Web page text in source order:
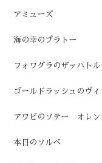
アミューズ
海の幸のプラトー
フォワグラのザッハト
ゴールドラッシュのヴ
アワビのソテー オレン
本日のソルベ